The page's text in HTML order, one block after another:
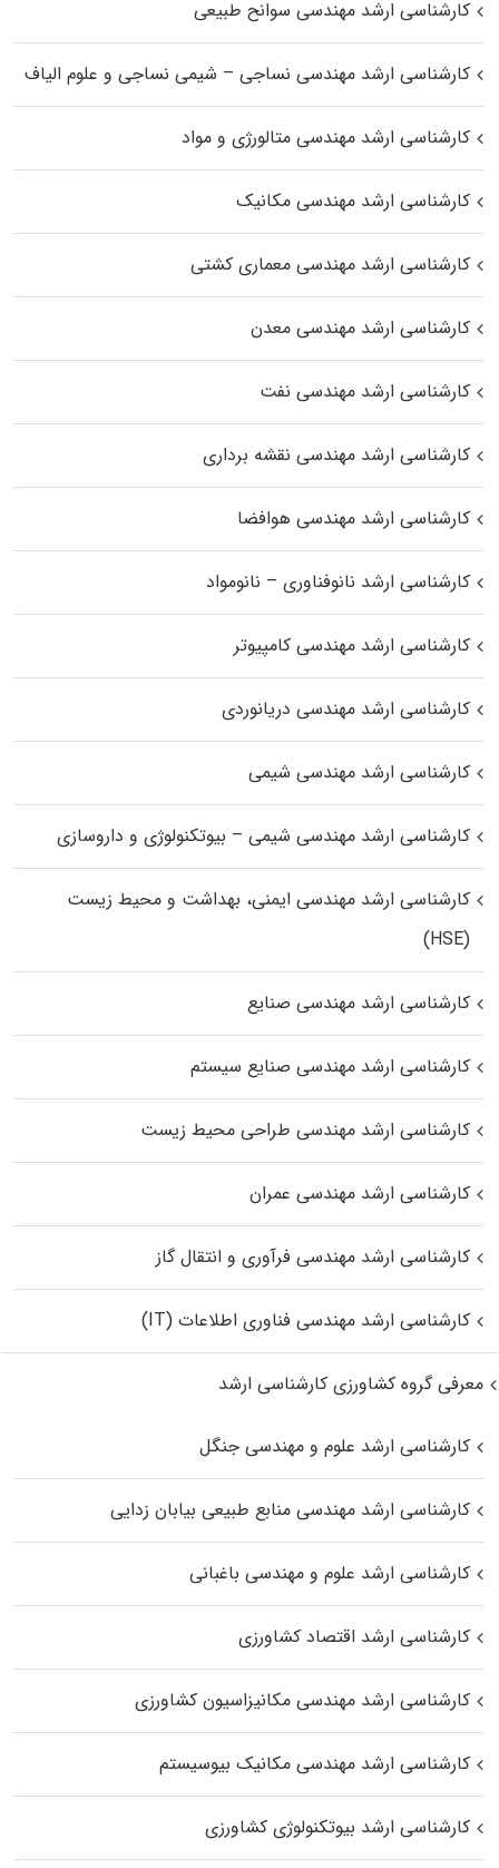
کارشناسی ارشد مهندسی سوانح طبیعی
کارشناسی ارشد مهندسی نساجی – شیمی نساجی و علوم الیاف
کارشناسی ارشد مهندسی متالورژی و مواد
کارشناسی ارشد مهندسی مکانیک
کارشناسی ارشد مهندسی معماری کشتی
کارشناسی ارشد مهندسی معدن
کارشناسی ارشد مهندسی نفت
کارشناسی ارشد مهندسی نقشه برداری
کارشناسی ارشد مهندسی هوافضا
کارشناسی ارشد نانوفناوری – نانومواد
کارشناسی ارشد مهندسی کامپیوتر
کارشناسی ارشد مهندسی دریانوردی
کارشناسی ارشد مهندسی شیمی
کارشناسی ارشد مهندسی شیمی – بیوتکنولوژی و داروسازی
کارشناسی ارشد مهندسی ایمنی، بهداشت و محیط زیست
(HSE)
کارشناسی ارشد مهندسی صنایع
کارشناسی ارشد مهندسی صنایع سیستم
کارشناسی ارشد مهندسی طراحی محیط زیست
کارشناسی ارشد مهندسی عمران
کارشناسی ارشد مهندسی فرآوری و انتقال گاز
کارشناسی ارشد مهندسی فناوری اطلاعات (IT)
معرفی گروه کشاورزی کارشناسی ارشد
کارشناسی ارشد علوم و مهندسی جنگل
کارشناسی ارشد مهندسی منابع طبیعی بیابان زدایی
کارشناسی ارشد علوم و مهندسی باغبانی
کارشناسی ارشد اقتصاد کشاورزی
کارشناسی ارشد مهندسی مکانیزاسیون کشاورزی
کارشناسی ارشد مهندسی مکانیک بیوسیستم
کارشناسی ارشد بیوتکنولوژی کشاورزی